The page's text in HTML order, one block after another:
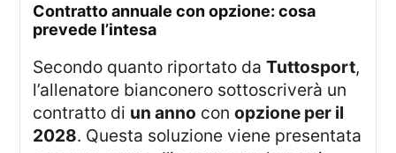
contratto annuale con opzione: cosa
prevede l’intesa
Secondo quanto riportato daTuttosport,
l’allenatore bianconero sottoscriverà un
contratto di un anno conopzione per il
2028. Questa soluzione viene presentata